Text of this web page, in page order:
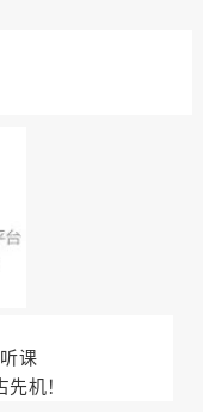
课
机！